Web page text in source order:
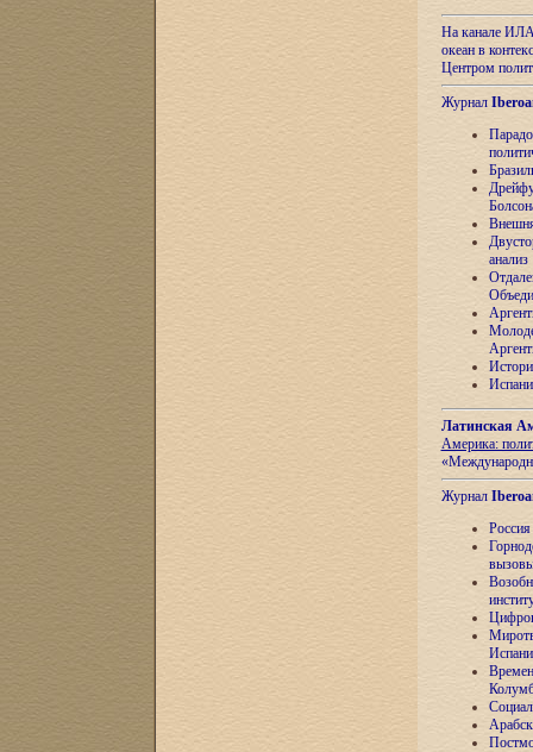
На канале
океан в
Центром
Журнал
анализ
Латинская
Америка:
Журнал